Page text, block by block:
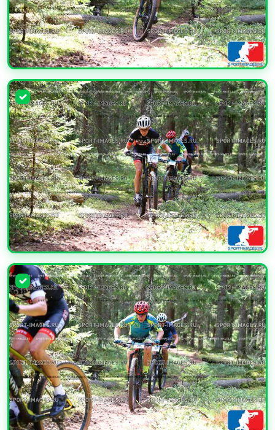
УВЕЛИЧИТЬ
УВЕЛИЧИТЬ